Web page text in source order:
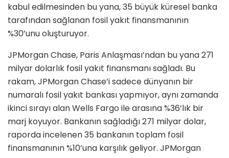
kabul edilmesinden bu yana, 35 büyük küresel banka
tarafından sağlanan fosil yakıt finansmanının
%30’unu oluşturuyor.
JPMorgan Chase, Paris Anlaşması’ndan bu yana 271
milyar dolarlık fosil yakıt finansmanı sağladı. Bu
rakam, JPMorgan Chase’i sadece dünyanın bir
numaralı fosil yakıt bankası yapmıyor, aynı zamanda
ikinci sırayı alan Wells Fargo ile arasına %36’lık bir
marj koyuyor. Bankanın sağladığı 271 milyar dolar,
raporda incelenen 35 bankanın toplam fosil
finansmanının %10’una karşılık geliyor. JPMorgan